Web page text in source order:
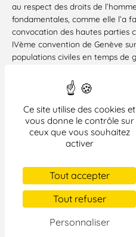
Ce site utilise des cookies et
vous donne le contrôle sur
ceux que vous souhaitez
activer
Tout accepter
Tout refuser
Personnaliser
au respect des droits de
fondamentales, comme elle l’a
convocation des hautes parties
IVème convention de Genève
populations civiles en temps de
2001. Parallèlement, devant
France s’emploie à apporter
populations civiles. A ce titre,
humanitaire vient d’être
avec le concours du Comité
Rouge, vers les Territoires
Je vous prie, Monsieur le
Hubert VÉDRINE
Paris, le 30 avril 2002
Facebook
Bluesky